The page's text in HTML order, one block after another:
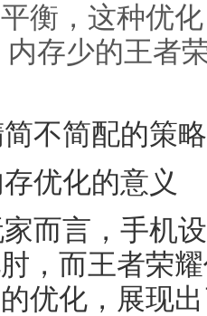
衡，这种优
存少的王者
不简配的策
优化的意义
而言，手机
，而王者荣
优化，展现